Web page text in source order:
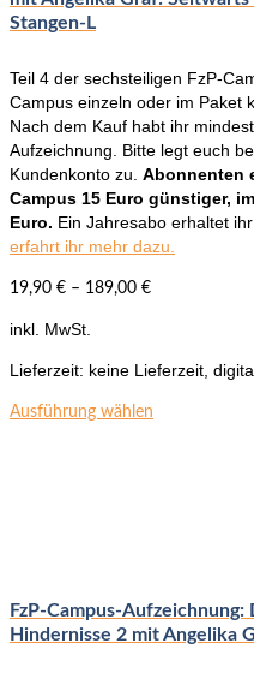
werden
Stangen-L
Teil 4 der sechsteiligen FzP-
Campus einzeln oder im Paket
Nach dem Kauf habt ihr
Aufzeichnung. Bitte legt euch
Kundenkonto zu. Abonnenten
Campus 15 Euro günstiger,
Euro. Ein Jahresabo erhaltet
erfahrt ihr mehr dazu.
19,90 € – 189,00 €
inkl. MwSt.
Lieferzeit: keine Lieferzeit,
Ausführung wählen
können
auf
FzP-Campus-
Hindernisse 2 mit Angelika